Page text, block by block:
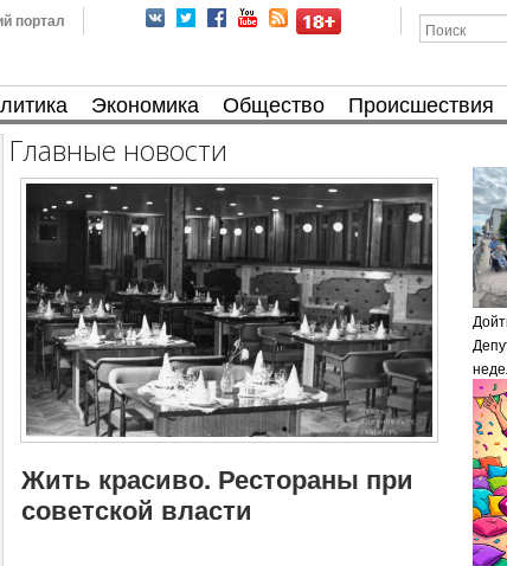
портал
Экономика Общество Происшествия
Главные новости
Жить красиво. Рестораны при
советской власти